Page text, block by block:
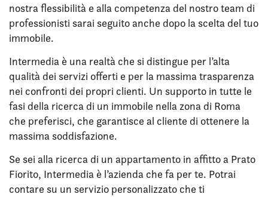
nostra flessibilità e alla competenza del nostro team di
professionisti sarai seguito anche dopo la scelta del tuo
immobile.
Intermedia è una realtà che si distingue per l’alta
qualità dei servizi offerti e per la massima trasparenza
nei confronti dei propri clienti. Un supporto in tutte le
fasi della ricerca di un immobile nella zona di Roma
che preferisci, che garantisce al cliente di ottenere la
massima soddisfazione.
Se sei alla ricerca di un appartamento in affitto a Prato
Fiorito, Intermedia è l’azienda che fa per te. Potrai
contare su un servizio personalizzato che ti